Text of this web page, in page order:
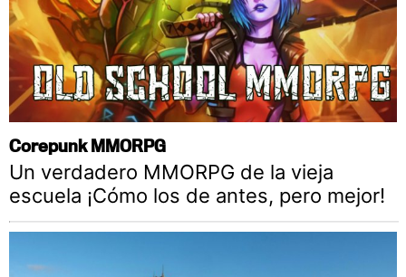
Corepunk MMORPG
Un verdadero MMORPG de la vieja
escuela ¡Cómo los de antes, pero mejor!